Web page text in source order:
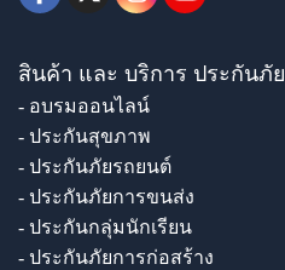
สินค้า และ บริการ ประกันภัย
- อบรมออนไลน์
- ประกันสุขภาพ
- ประกันภัยรถยนต์
- ประกันภัยการขนส่ง
- ประกันกลุ่มนักเรียน
- ประกันภัยการก่อสร้าง